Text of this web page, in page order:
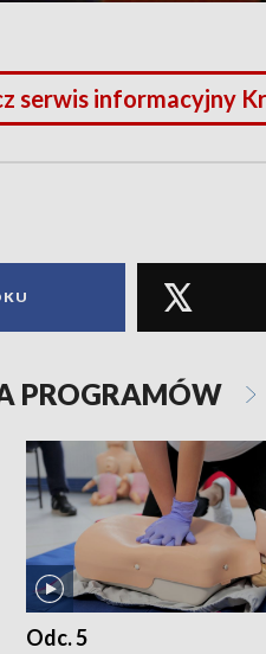
serwis informacyjny
PROGRAMÓW
Odc. 5